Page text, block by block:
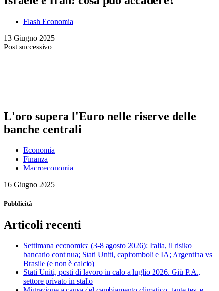
Flash Economia
13 Giugno 2025
Post successivo
L'oro supera l'Euro nelle riserve delle
banche centrali
Economia
Finanza
Macroeconomia
16 Giugno 2025
Pubblicità
Articoli recenti
Settimana economica (3-8 agosto 2026): Italia, il risiko
bancario continua; Stati Uniti, capitomboli e IA; Argentina vs
Brasile (e non è calcio)
Stati Uniti, posti di lavoro in calo a luglio 2026. Giù P.A.,
settore privato in stallo